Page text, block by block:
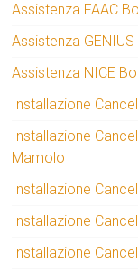
Assistenza FAAC
Assistenza
Assistenza NICE
Installazione
Installazione
Mamolo
Installazione
Installazione
Installazione